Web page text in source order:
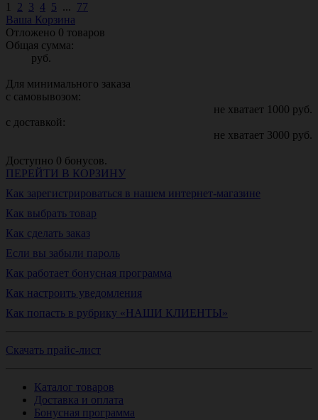
1 2 3 4 5 ... 77
Ваша Корзина
Отложено 0 товаров
Общая сумма:
руб.
Для минимального заказа
с самовывозом:
не хватает 1000 руб.
с доставкой:
не хватает 3000 руб.
Доступно 0 бонусов.
ПЕРЕЙТИ В КОРЗИНУ
Как зарегистрироваться в нашем интернет-магазине
Как выбрать товар
Как сделать заказ
Если вы забыли пароль
Как работает бонусная программа
Как настроить уведомления
Как попасть в рубрику «НАШИ КЛИЕНТЫ»
Скачать прайс-лист
Каталог товаров
Доставка и оплата
Бонусная программа